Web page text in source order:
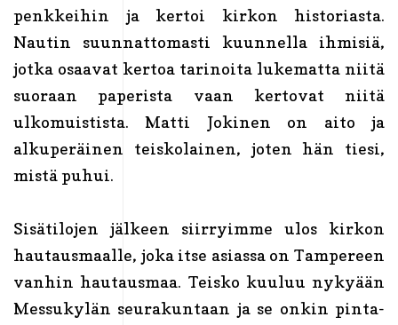
penkkeihin ja kertoi kirkon historiasta.
Nautin suunnattomasti kuunnella ihmisiä,
jotka osaavat kertoa tarinoita lukematta niitä
suoraan paperista vaan kertovat niitä
ulkomuistista. Matti Jokinen on aito ja
alkuperäinen teiskolainen, joten hän tiesi,
mistä puhui.
Sisätilojen jälkeen siirryimme ulos kirkon
hautausmaalle, joka itse asiassa on Tampereen
vanhin hautausmaa. Teisko kuuluu nykyään
Messukylän seurakuntaan ja se onkin pinta-